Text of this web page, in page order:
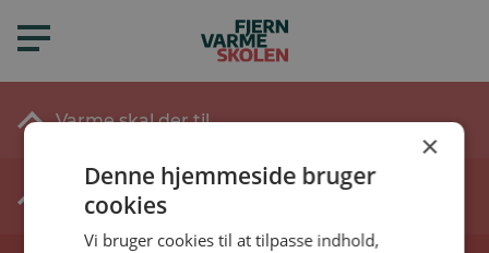
Varme skal der til
Varme i skolen og derhjemme
×
Denne hjemmeside bruger
cookies
Vi bruger cookies til at tilpasse indhold,